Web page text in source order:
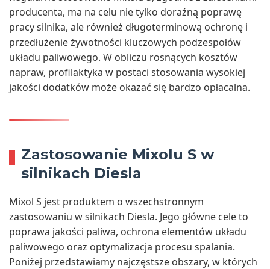
producenta, ma na celu nie tylko doraźną poprawę
pracy silnika, ale również długoterminową ochronę i
przedłużenie żywotności kluczowych podzespołów
układu paliwowego. W obliczu rosnących kosztów
napraw, profilaktyka w postaci stosowania wysokiej
jakości dodatków może okazać się bardzo opłacalna.
Zastosowanie Mixolu S w
silnikach Diesla
Mixol S jest produktem o wszechstronnym
zastosowaniu w silnikach Diesla. Jego główne cele to
poprawa jakości paliwa, ochrona elementów układu
paliwowego oraz optymalizacja procesu spalania.
Poniżej przedstawiamy najczęstsze obszary, w których